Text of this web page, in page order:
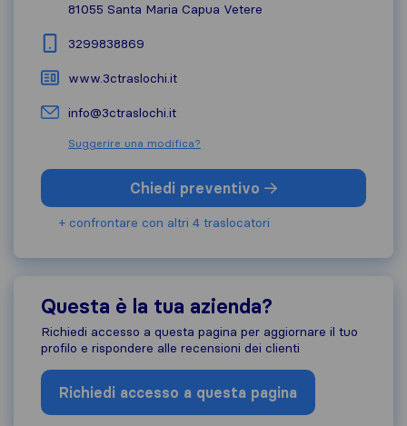
81055 Santa Maria Capua Vetere
3299838869
www.3ctraslochi.it
info@3ctraslochi.it
Suggerire una modifica?
Chiedi preventivo
+ confrontare con altri 4 traslocatori
Questa è la tua azienda?
Richiedi accesso a questa pagina per aggiornare il tuo
profilo e rispondere alle recensioni dei clienti
Richiedi accesso a questa pagina